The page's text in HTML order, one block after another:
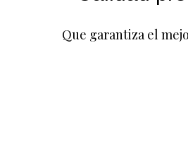
Que garantiza el